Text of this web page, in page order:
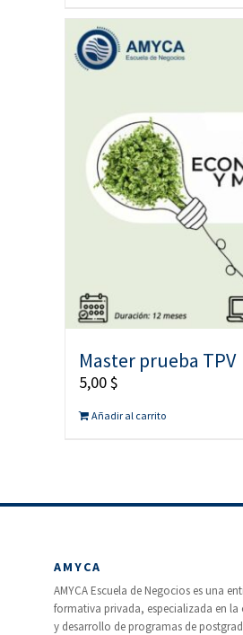
Master prueba TPV
5,00$
Añadir al carrito
AMYCA
AMYCA Escuela de Negocios es una
formativa privada, especializada en
y desarrollo de programas de